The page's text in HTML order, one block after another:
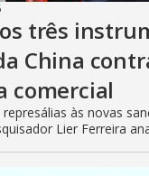
três
China
comercial
às novas
Lier Ferreira